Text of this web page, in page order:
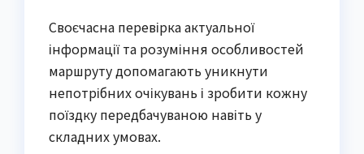
Своєчасна перевірка актуальної
інформації та розуміння особливостей
маршруту допомагають уникнути
непотрібних очікувань і зробити кожну
поїздку передбачуваною навіть у
складних умовах.